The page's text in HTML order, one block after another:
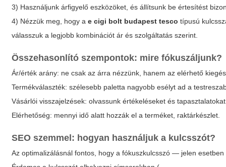
3) Használjunk árfigyelő eszközöket, és állítsunk be értesítést
4) Nézzük meg, hogy ae cigi bolt budapest tesco típusú
válasszuk a legjobb kombinációt ár és szolgáltatás szerint.
Összehasonlító szempontok: mire fókuszáljunk?
Ár/érték arány: ne csak az árra nézzünk, hanem az elérhető
Termékválaszték: szélesebb paletta nagyobb esélyt ad a
Vásárlói visszajelzések: olvassunk értékeléseket és
Elérhetőség: mennyi idő alatt hozzák el a terméket, raktárkészlet.
SEO szemmel: hogyan használjuk a kulcsszót?
Az optimalizálásnál fontos, hogy a fókuszkulcsszó — jelen